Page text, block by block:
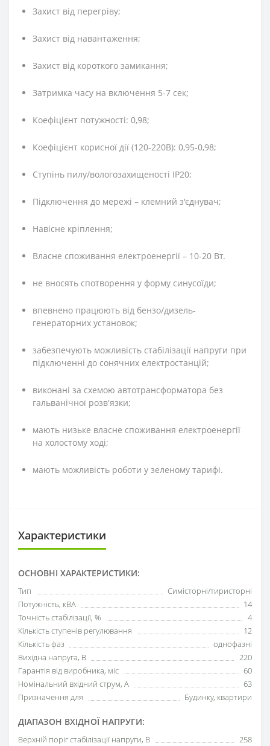
Захист від перегріву;
Захист від навантаження;
Захист від короткого замикання;
Затримка часу на включення 5-7 сек;
Коефіцієнт потужності: 0,98;
Коефіцієнт корисної дії (120-220В): 0,95-0,98;
Ступінь пилу/вологозахищеності IP20;
Підключення до мережі – клемний з'єднувач;
Навісне кріплення;
Власне споживання електроенергії – 10-20 Вт.
не вносять спотворення у форму синусоїди;
впевнено працюють від бензо/дизель-
генераторних установок;
забезпечують можливість стабілізації напруги при
підключенні до сонячних електростанцій;
виконані за схемою автотрансформатора без
гальванічної розв'язки;
мають низьке власне споживання електроенергії
на холостому ході;
мають можливість роботи у зеленому тарифі.
Характеристики
ОСНОВНІ ХАРАКТЕРИСТИКИ:
Тип
Симісторні/тиристорні
Потужність, кВА
14
Точність стабілізації, %
4
Кількість ступенів регулювання
12
Кількість фаз
однофазні
Вихідна напруга, В
220
Гарантія від виробника, міс
60
Номінальний вхідний струм, А
63
Призначення для
Будинку, квартири
ДІАПАЗОН ВХІДНОЇ НАПРУГИ:
Верхній поріг стабілізації напруги, В
258